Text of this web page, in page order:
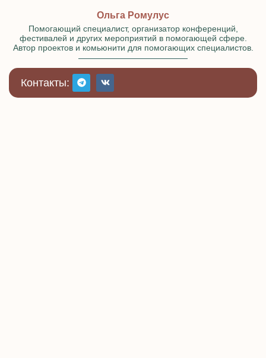
Ольга Ромулус
Помогающий специалист, организатор конференций,
фестивалей и других мероприятий в помогающей сфере.
Автор проектов и комьюнити для помогающих специалистов.
Контакты: